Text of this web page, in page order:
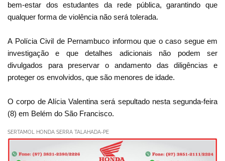
bem-estar dos estudantes da rede pública, garantindo que
qualquer forma de violência não será tolerada.
A Polícia Civil de Pernambuco informou que o caso segue em
investigação e que detalhes adicionais não podem ser
divulgados para preservar o andamento das diligências e
proteger os envolvidos, que são menores de idade.
O corpo de Alícia Valentina será sepultado nesta segunda-feira
(8) em Belém do São Francisco.
SERTAMOL HONDA SERRA TALAHADA-PE